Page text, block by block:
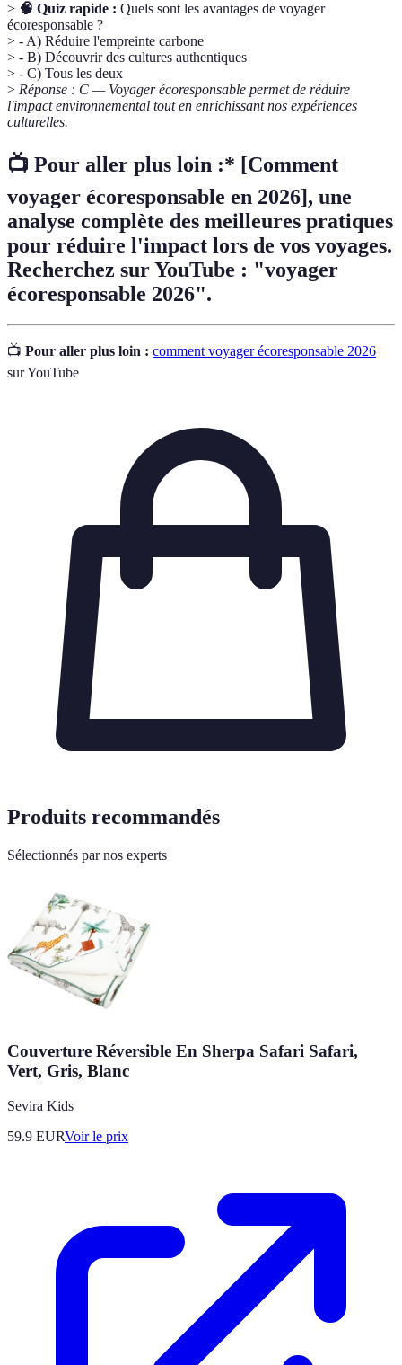
> 🧠 Quiz rapide : Quels sont les avantages de voyager
écoresponsable ?
> - A) Réduire l'empreinte carbone
> - B) Découvrir des cultures authentiques
> - C) Tous les deux
> Réponse : C — Voyager écoresponsable permet de réduire
l'impact environnemental tout en enrichissant nos expériences
culturelles.
📺 Pour aller plus loin :* [Comment
voyager écoresponsable en 2026], une
analyse complète des meilleures pratiques
pour réduire l'impact lors de vos voyages.
Recherchez sur YouTube : "voyager
écoresponsable 2026".
📺 Pour aller plus loin : comment voyager écoresponsable 2026
sur YouTube
Produits recommandés
Sélectionnés par nos experts
Couverture Réversible En Sherpa Safari Safari,
Vert, Gris, Blanc
Sevira Kids
59.9 EURVoir le prix